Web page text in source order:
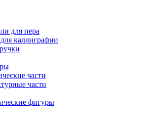
для пера
каллиграфии
части
части
фигуры